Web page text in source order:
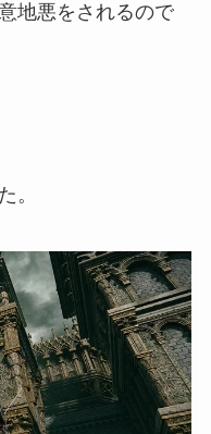
地悪をされるので
。